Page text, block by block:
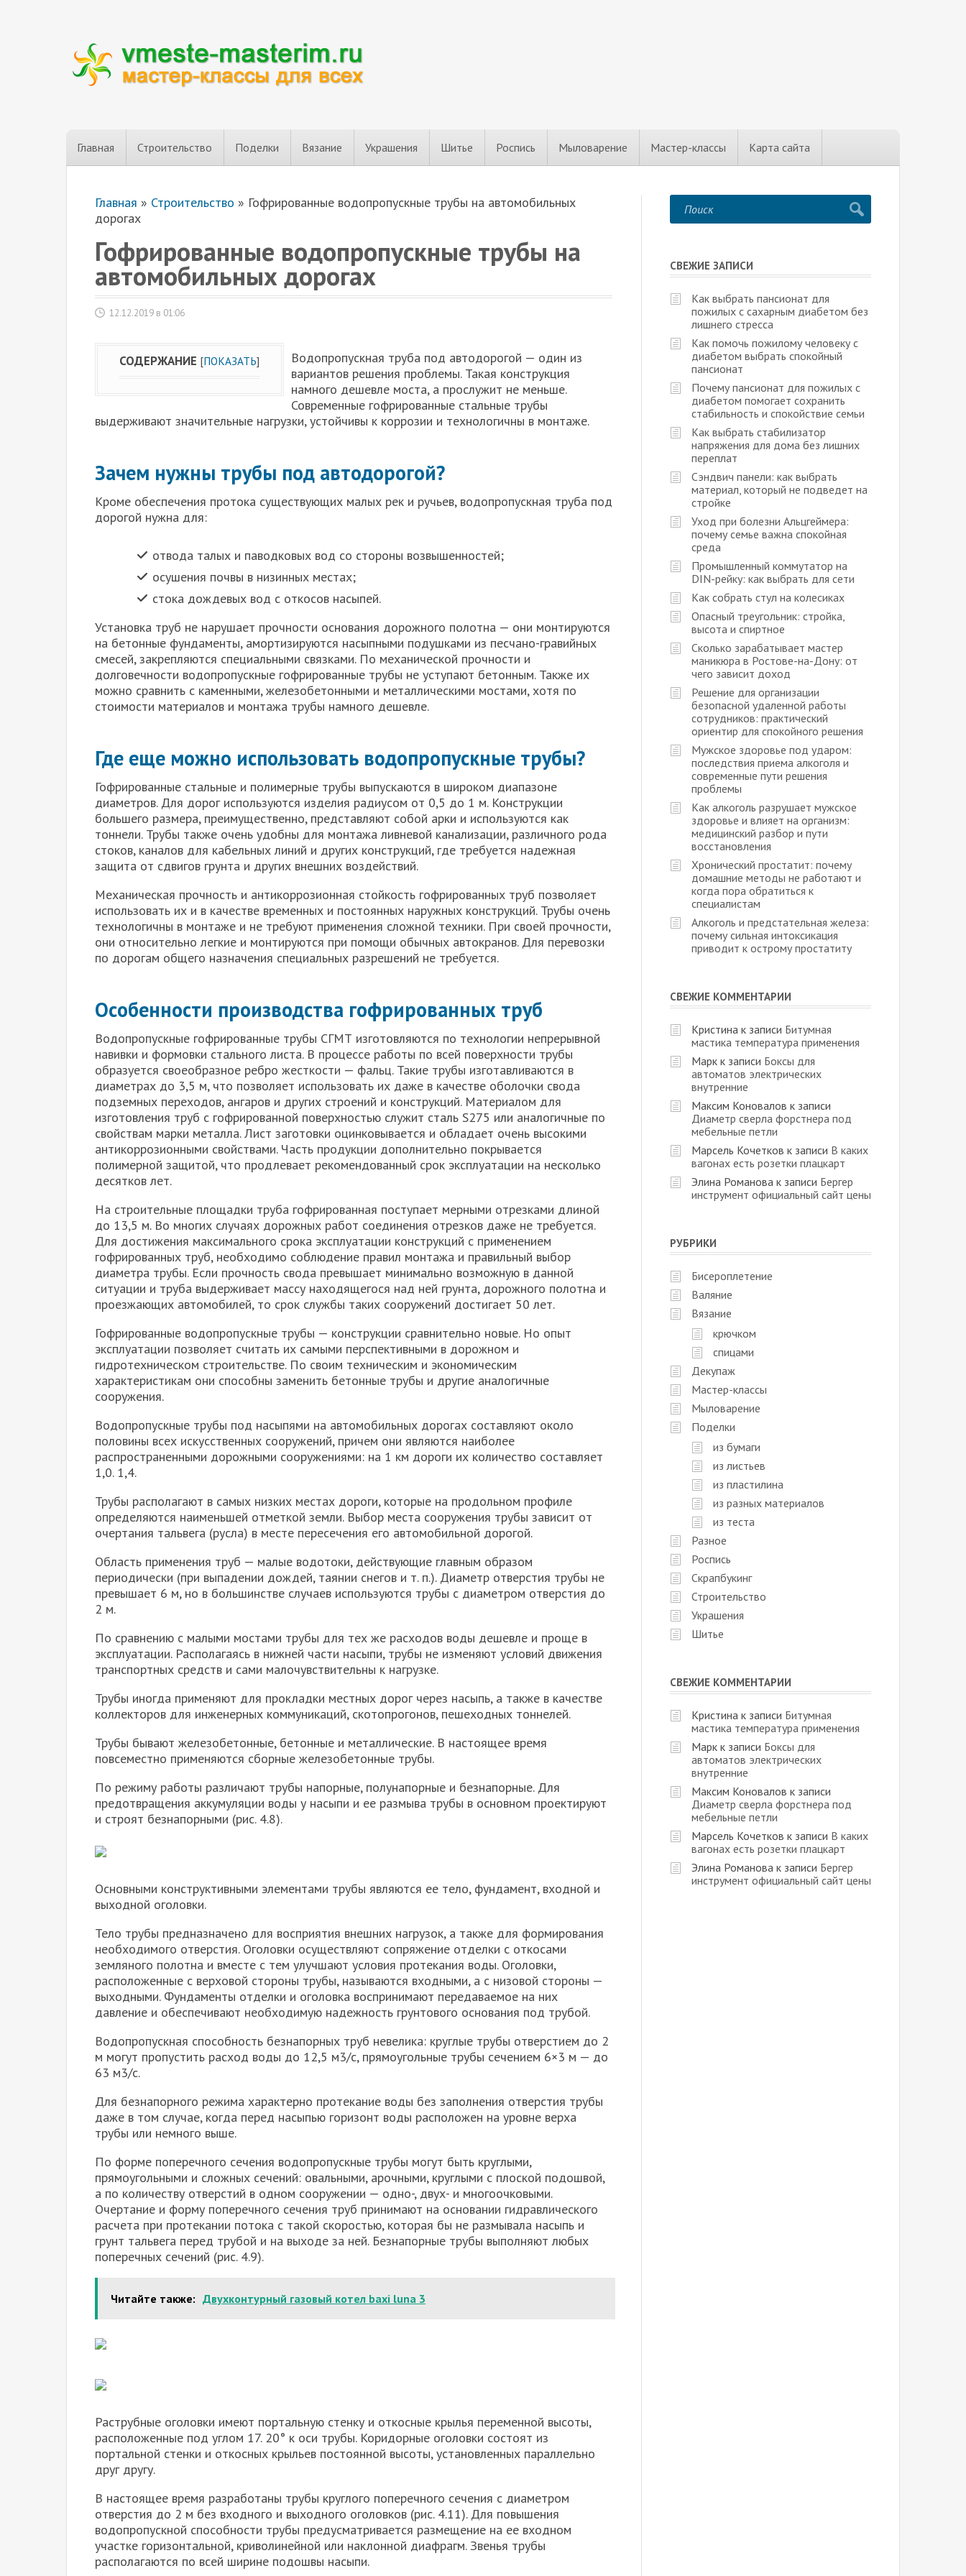
Главная Строительство Поделки Вязание Украшения Шитье Роспись Мыловарение Мастер-классы Карта сайта
Главная » Строительство » Гофрированные водопропускные трубы на автомобильных
дорогах
Гофрированные водопропускные трубы на
автомобильных дорогах
12.12.2019 в 01:06
СОДЕРЖАНИЕ [ПОКАЗАТЬ]
Водопропускная труба под автодорогой — один из
вариантов решения проблемы. Такая конструкция
намного дешевле моста, а прослужит не меньше.
Современные гофрированные стальные трубы
выдерживают значительные нагрузки, устойчивы к коррозии и технологичны в монтаже.
Зачем нужны трубы под автодорогой?
Кроме обеспечения протока существующих малых рек и ручьев, водопропускная труба под
дорогой нужна для:
отвода талых и паводковых вод со стороны возвышенностей;
осушения почвы в низинных местах;
стока дождевых вод с откосов насыпей.
Установка труб не нарушает прочности основания дорожного полотна — они монтируются
на бетонные фундаменты, амортизируются насыпными подушками из песчано-гравийных
смесей, закрепляются специальными связками. По механической прочности и
долговечности водопропускные гофрированные трубы не уступают бетонным. Также их
можно сравнить с каменными, железобетонными и металлическими мостами, хотя по
стоимости материалов и монтажа трубы намного дешевле.
Где еще можно использовать водопропускные трубы?
Гофрированные стальные и полимерные трубы выпускаются в широком диапазоне
диаметров. Для дорог используются изделия радиусом от 0,5 до 1 м. Конструкции
большего размера, преимущественно, представляют собой арки и используются как
тоннели. Трубы также очень удобны для монтажа ливневой канализации, различного рода
стоков, каналов для кабельных линий и других конструкций, где требуется надежная
защита от сдвигов грунта и других внешних воздействий.
Механическая прочность и антикоррозионная стойкость гофрированных труб позволяет
использовать их и в качестве временных и постоянных наружных конструкций. Трубы очень
технологичны в монтаже и не требуют применения сложной техники. При своей прочности,
они относительно легкие и монтируются при помощи обычных автокранов. Для перевозки
по дорогам общего назначения специальных разрешений не требуется.
Особенности производства гофрированных труб
Водопропускные гофрированные трубы СГМТ изготовляются по технологии непрерывной
навивки и формовки стального листа. В процессе работы по всей поверхности трубы
образуется своеобразное ребро жесткости — фальц. Такие трубы изготавливаются в
диаметрах до 3,5 м, что позволяет использовать их даже в качестве оболочки свода
подземных переходов, ангаров и других строений и конструкций. Материалом для
изготовления труб с гофрированной поверхностью служит сталь S275 или аналогичные по
свойствам марки металла. Лист заготовки оцинковывается и обладает очень высокими
антикоррозионными свойствами. Часть продукции дополнительно покрывается
полимерной защитой, что продлевает рекомендованный срок эксплуатации на несколько
десятков лет.
На строительные площадки труба гофрированная поступает мерными отрезками длиной
до 13,5 м. Во многих случаях дорожных работ соединения отрезков даже не требуется.
Для достижения максимального срока эксплуатации конструкций с применением
гофрированных труб, необходимо соблюдение правил монтажа и правильный выбор
диаметра трубы. Если прочность свода превышает минимально возможную в данной
ситуации и труба выдерживает массу находящегося над ней грунта, дорожного полотна и
проезжающих автомобилей, то срок службы таких сооружений достигает 50 лет.
Гофрированные водопропускные трубы — конструкции сравнительно новые. Но опыт
эксплуатации позволяет считать их самыми перспективными в дорожном и
гидротехническом строительстве. По своим техническим и экономическим
характеристикам они способны заменить бетонные трубы и другие аналогичные
сооружения.
Водопропускные трубы под насыпями на автомобильных дорогах составляют около
половины всех искусственных сооружений, причем они являются наиболее
распространенными дорожными сооружениями: на 1 км дороги их количество составляет
1,0. 1,4.
Трубы располагают в самых низких местах дороги, которые на продольном профиле
определяются наименьшей отметкой земли. Выбор места сооружения трубы зависит от
очертания тальвега (русла) в месте пересечения его автомобильной дорогой.
Область применения труб — малые водотоки, действующие главным образом
периодически (при выпадении дождей, таянии снегов и т. п.). Диаметр отверстия трубы не
превышает 6 м, но в большинстве случаев используются трубы с диаметром отверстия до
2 м.
По сравнению с малыми мостами трубы для тех же расходов воды дешевле и проще в
эксплуатации. Располагаясь в нижней части насыпи, трубы не изменяют условий движения
транспортных средств и сами малочувствительны к нагрузке.
Трубы иногда применяют для прокладки местных дорог через насыпь, а также в качестве
коллекторов для инженерных коммуникаций, скотопрогонов, пешеходных тоннелей.
Трубы бывают железобетонные, бетонные и металлические. В настоящее время
повсеместно применяются сборные железобетонные трубы.
По режиму работы различают трубы напорные, полунапорные и безнапорные. Для
предотвращения аккумуляции воды у насыпи и ее размыва трубы в основном проектируют
и строят безнапорными (рис. 4.8).
Основными конструктивными элементами трубы являются ее тело, фундамент, входной и
выходной оголовки.
Тело трубы предназначено для восприятия внешних нагрузок, а также для формирования
необходимого отверстия. Оголовки осуществляют сопряжение отделки с откосами
земляного полотна и вместе с тем улучшают условия протекания воды. Оголовки,
расположенные с верховой стороны трубы, называются входными, а с низовой стороны —
выходными. Фундаменты отделки и оголовка воспринимают передаваемое на них
давление и обеспечивают необходимую надежность грунтового основания под трубой.
Водопропускная способность безнапорных труб невелика: круглые трубы отверстием до 2
м могут пропустить расход воды до 12,5 м3/с, прямоугольные трубы сечением 6×3 м — до
63 м3/с.
Для безнапорного режима характерно протекание воды без заполнения отверстия трубы
даже в том случае, когда перед насыпью горизонт воды расположен на уровне верха
трубы или немного выше.
По форме поперечного сечения водопропускные трубы могут быть круглыми,
прямоугольными и сложных сечений: овальными, арочными, круглыми с плоской подошвой,
а по количеству отверстий в одном сооружении — одно-, двух- и многоочковыми.
Очертание и форму поперечного сечения труб принимают на основании гидравлического
расчета при протекании потока с такой скоростью, которая бы не размывала насыпь и
грунт тальвега перед трубой и на выходе за ней. Безнапорные трубы выполняют любых
поперечных сечений (рис. 4.9).
Читайте также: Двухконтурный газовый котел baxi luna 3
Раструбные оголовки имеют портальную стенку и откосные крылья переменной высоты,
расположенные под углом 17. 20° к оси трубы. Коридорные оголовки состоят из
портальной стенки и откосных крыльев постоянной высоты, установленных параллельно
друг другу.
В настоящее время разработаны трубы круглого поперечного сечения с диаметром
отверстия до 2 м без входного и выходного оголовков (рис. 4.11). Для повышения
водопропускной способности трубы предусматривается размещение на ее входном
участке горизонтальной, криволинейной или наклонной диафрагм. Звенья трубы
располагаются по всей ширине подошвы насыпи.
СВЕЖИЕ ЗАПИСИ
Как выбрать пансионат для
пожилых с сахарным диабетом без
лишнего стресса
Как помочь пожилому человеку с
диабетом выбрать спокойный
пансионат
Почему пансионат для пожилых с
диабетом помогает сохранить
стабильность и спокойствие семьи
Как выбрать стабилизатор
напряжения для дома без лишних
переплат
Сэндвич панели: как выбрать
материал, который не подведет на
стройке
Уход при болезни Альцгеймера:
почему семье важна спокойная
среда
Промышленный коммутатор на
DIN-рейку: как выбрать для сети
Как собрать стул на колесиках
Опасный треугольник: стройка,
высота и спиртное
Сколько зарабатывает мастер
маникюра в Ростове-на-Дону: от
чего зависит доход
Решение для организации
безопасной удаленной работы
сотрудников: практический
ориентир для спокойного решения
Мужское здоровье под ударом:
последствия приема алкоголя и
современные пути решения
проблемы
Как алкоголь разрушает мужское
здоровье и влияет на организм:
медицинский разбор и пути
восстановления
Хронический простатит: почему
домашние методы не работают и
когда пора обратиться к
специалистам
Алкоголь и предстательная железа:
почему сильная интоксикация
приводит к острому простатиту
СВЕЖИЕ КОММЕНТАРИИ
Кристина к записи Битумная
мастика температура применения
Марк к записи Боксы для
автоматов электрических
внутренние
Максим Коновалов к записи
Диаметр сверла форстнера под
мебельные петли
Марсель Кочетков к записи В каких
вагонах есть розетки плацкарт
Элина Романова к записи Бергер
инструмент официальный сайт цены
РУБРИКИ
Бисероплетение
Валяние
Вязание
крючком
спицами
Декупаж
Мастер-классы
Мыловарение
Поделки
из бумаги
из листьев
из пластилина
из разных материалов
из теста
Разное
Роспись
Скрапбукинг
Строительство
Украшения
Шитье
СВЕЖИЕ КОММЕНТАРИИ
Кристина к записи Битумная
мастика температура применения
Марк к записи Боксы для
автоматов электрических
внутренние
Максим Коновалов к записи
Диаметр сверла форстнера под
мебельные петли
Марсель Кочетков к записи В каких
вагонах есть розетки плацкарт
Элина Романова к записи Бергер
инструмент официальный сайт цены